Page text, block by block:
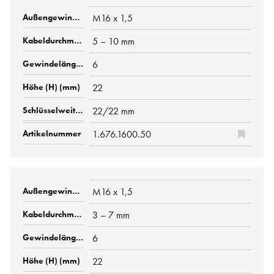
M16 x 1,5
5 – 10 mm
6
22
22/22 mm
1.676.1600.50
M16 x 1,5
3 – 7 mm
6
22